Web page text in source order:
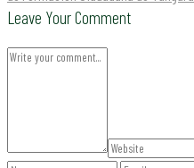
Leave Your Comment